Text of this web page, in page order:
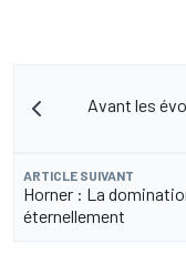
Avant les
ARTICLE SUIVANT
Horner : La
éternellement